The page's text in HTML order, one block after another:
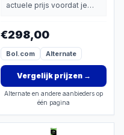
actuele prijs voordat je
€298,00
Bol.com Alternate
Vergelijk prijzen→
Alternate en andere aanbieders op
één pagina